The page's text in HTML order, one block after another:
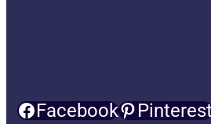
Facebook